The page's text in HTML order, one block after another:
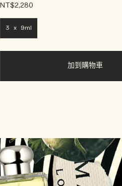
NT$2,280
3 x 9ml
加到購物車